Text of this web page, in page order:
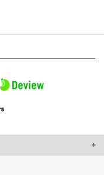
わせたコンテンツや広告の